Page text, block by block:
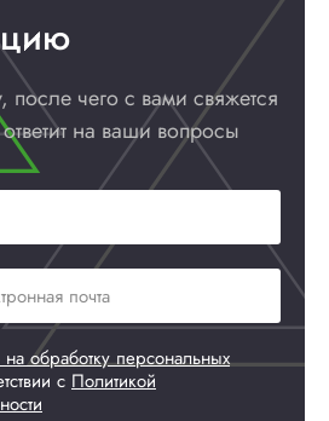
после чего с вами свяжется
на ваши вопросы
на обработку персональных
с Политикой